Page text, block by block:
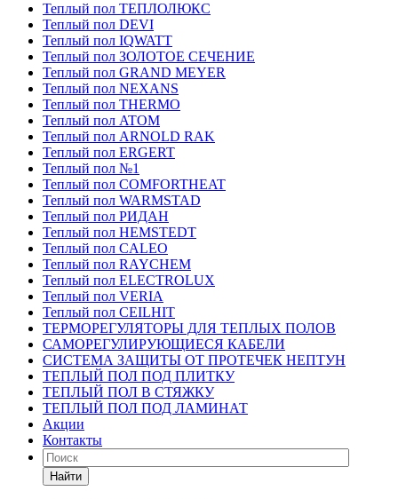
Теплый пол ТЕПЛОЛЮКС
Теплый пол DEVI
Теплый пол IQWATT
Теплый пол ЗОЛОТОЕ СЕЧЕНИЕ
Теплый пол GRAND MEYER
Теплый пол NEXANS
Теплый пол THERMO
Теплый пол ATOM
Теплый пол ARNOLD RAK
Теплый пол ERGERT
Теплый пол №1
Теплый пол COMFORTHEAT
Теплый пол WARMSTAD
Теплый пол РИДАН
Теплый пол HEMSTEDT
Теплый пол CALEO
Теплый пол RAYCHEM
Теплый пол ELECTROLUX
Теплый пол VERIA
Теплый пол CEILHIT
ТЕРМОРЕГУЛЯТОРЫ ДЛЯ ТЕПЛЫХ ПОЛОВ
САМОРЕГУЛИРУЮЩИЕСЯ КАБЕЛИ
СИСТЕМА ЗАЩИТЫ ОТ ПРОТЕЧЕК НЕПТУН
ТЕПЛЫЙ ПОЛ ПОД ПЛИТКУ
ТЕПЛЫЙ ПОЛ В СТЯЖКУ
ТЕПЛЫЙ ПОЛ ПОД ЛАМИНАТ
Акции
Контакты
Найти